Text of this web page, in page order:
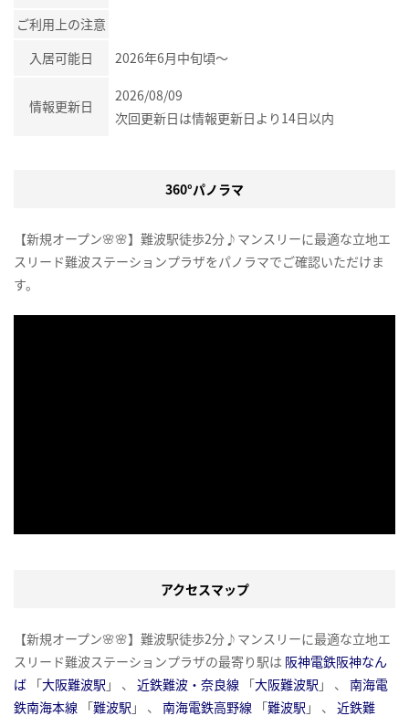
ご利用上の注意
入居可能日
2026年6月中旬頃～
情報更新日
2026/08/09
次回更新日は情報更新日より14日以内
360°パノラマ
【新規オープン🌸🌸】難波駅徒歩2分♪マンスリーに最適な立地エ
スリード難波ステーションプラザをパノラマでご確認いただけま
す。
アクセスマップ
【新規オープン🌸🌸】難波駅徒歩2分♪マンスリーに最適な立地エ
スリード難波ステーションプラザの最寄り駅は 阪神電鉄阪神なん
ば 「大阪難波駅 」 、 近鉄難波・奈良線 「大阪難波駅 」 、 南海電
鉄南海本線 「難波駅 」 、 南海電鉄高野線 「難波駅 」 、 近鉄難